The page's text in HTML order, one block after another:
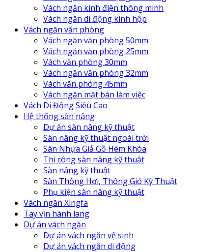
Vách ngăn kính điện thông minh
Vách ngăn di động kính hộp
Vách ngăn văn phòng
Vách ngăn văn phòng 50mm
Vách ngăn văn phòng 25mm
Vách văn phòng 30mm
Vách ngăn văn phòng 32mm
Vách văn phòng 45mm
Vách ngăn mặt bàn làm việc
Vách Di Động Siêu Cao
Hệ thống sàn nâng
Dự án sàn nâng kỹ thuật
Sàn nâng kỹ thuật ngoài trời
Sàn Nhựa Giả Gỗ Hèm Khóa
Thi công sàn nâng kỹ thuật
Sàn nâng kỹ thuật
Sàn Thông Hơi, Thông Gió Kỹ Thuật
Phụ kiện sàn nâng kỹ thuật
Vách ngăn Xingfa
Tay vịn hành lang
Dự án vách ngăn
Dự án vách ngăn vệ sinh
Dự án vách ngăn di động